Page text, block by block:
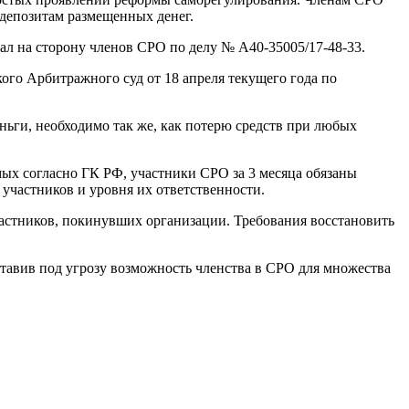
размещенных денег.
на сторону членов СРО по делу № А40-35005/17-48-33.
Арбитражного суд от 18 апреля текущего года по
необходимо так же, как потерю средств при любых
согласно ГК РФ, участники СРО за 3 месяца обязаны
и уровня их ответственности.
покинувших организации. Требования восстановить
под угрозу возможность членства в СРО для множества